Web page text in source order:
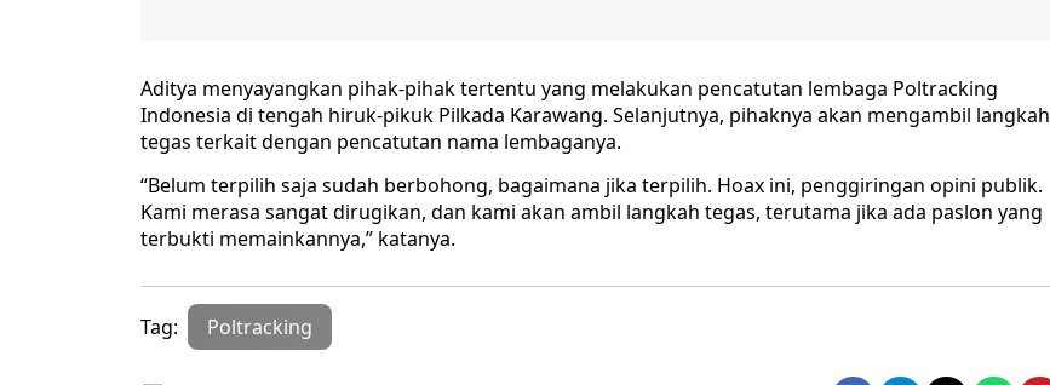
Aditya menyayangkan pihak-pihak tertentu yang melakukan pencatutan lembaga Poltracking
Indonesia di tengah hiruk-pikuk Pilkada Karawang. Selanjutnya, pihaknya akan mengambil langkah
tegas terkait dengan pencatutan nama lembaganya.
“Belum terpilih saja sudah berbohong, bagaimana jika terpilih. Hoax ini, penggiringan opini publik.
Kami merasa sangat dirugikan, dan kami akan ambil langkah tegas, terutama jika ada paslon yang
terbukti memainkannya,” katanya.
Tag: Poltracking